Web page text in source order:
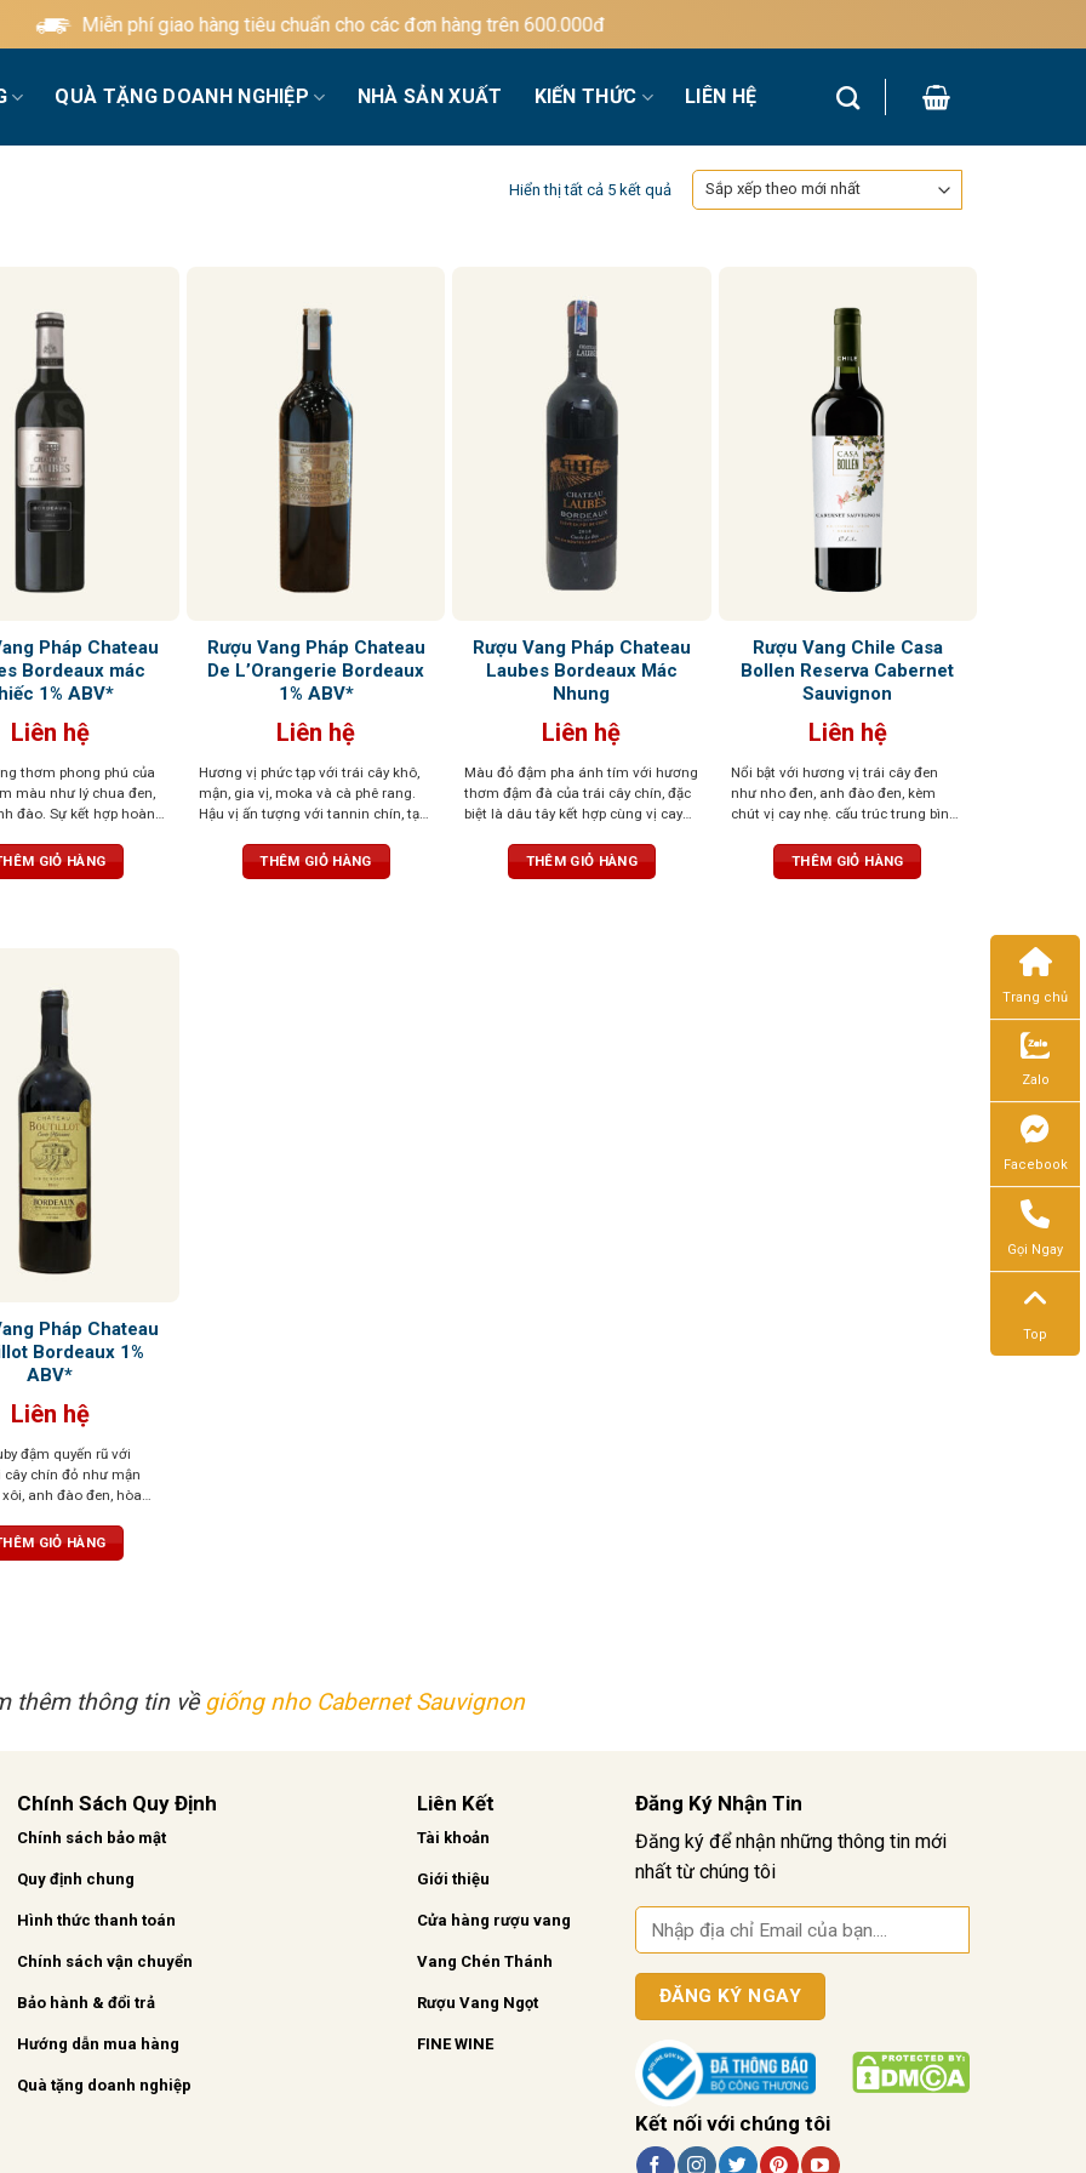
Miễn phí giao hàng tiêu chuẩn cho các đơn hàng trên 600.000đ
QUÀ TẶNG DOANH NGHIỆP NHÀ SẢN XUẤT KIẾN THỨC LIÊN HỆ
Hiển thị tất cả 5 kết quảĐã
sắp
Pháp Chateau
Bordeaux mác
1% ABV*
Liên hệ
thơm phong phú của
màu như lý chua đen,
đào. Sự kết hợp hoàn
nên một tầng hương
Những nốt hương đất nhẹ
GIỎ HÀNG
Rượu Vang Pháp Chateau
De L’Orangerie Bordeaux
1% ABV*
Liên hệ
Hương vị phức tạp với trái cây khô,
mận, gia vị, moka và cà phê rang.
Hậu vị ấn tượng với tannin chín, tạo
THÊM GIỎ HÀNG
Rượu Vang Pháp Chateau
Laubes Bordeaux Mác
Nhung
Liên hệ
Màu đỏ đậm pha ánh tím với hương
thơm đậm đà của trái cây chín, đặc
biệt là dâu tây kết hợp cùng vị cay
Tannin cân bằng, tinh tế, tròn trịa,
hậu vị kéo dài, đậm đà
THÊM GIỎ HÀNG
Rượu Vang Chile Casa
Bollen Reserva Cabernet
Sauvignon
Liên hệ
Nổi bật với hương vị trái cây đen
như nho đen, anh đào đen, kèm
chút vị cay nhẹ. cấu trúc trung bình,
THÊM GIỎ HÀNG
Pháp Chateau
Bordeaux 1%
ABV*
Liên hệ
đậm quyến rũ với
cây chín đỏ như mận
anh đào đen, hòa
chút đất. Vị chát
tannin tròn trịa, hậu vị
GIỎ HÀNG
thêm thông tin về giống nho Cabernet Sauvignon
Chính Sách Quy Định
Chính sách bảo mật
Quy định chung
Hình thức thanh toán
Chính sách vận chuyển
Bảo hành & đổi trả
Hướng dẫn mua hàng
Quà tặng doanh nghiệp
Liên Kết
Tài khoản
Giới thiệu
Cửa hàng rượu vang
Vang Chén Thánh
Rượu Vang Ngọt
FINE WINE
Đăng Ký Nhận Tin
Đăng ký để nhận những thông tin mới
nhất từ chúng tôi
Kết nối với chúng tôi
Trang chủ
Zalo
Facebook
Gọi Ngay
Top